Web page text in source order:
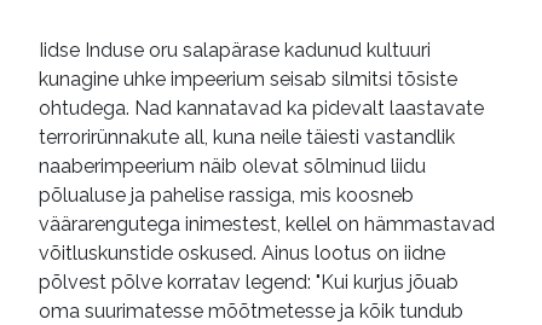
Iidse Induse oru salapärase kadunud kultuuri
kunagine uhke impeerium seisab silmitsi tõsiste
ohtudega. Nad kannatavad ka pidevalt laastavate
terrorirünnakute all, kuna neile täiesti vastandlik
naaberimpeerium näib olevat sõlminud liidu
põlualuse ja pahelise rassiga, mis koosneb
väärarengutega inimestest, kellel on hämmastavad
võitluskunstide oskused. Ainus lootus on iidne
põlvest põlve korratav legend: "Kui kurjus jõuab
oma suurimatesse mõõtmetesse ja kõik tundub